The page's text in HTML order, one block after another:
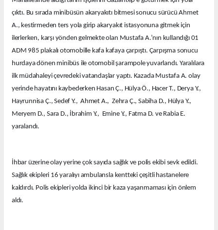
çıktı. Bu sırada minibüsün akaryakıtı bitmesi sonucu sürücü Ahmet
A., kestirmeden ters yola girip akaryakıt istasyonuna gitmek için
ilerlerken, karşı yönden gelmekte olan Mustafa A.’nın kullandığı 01
ADM 985 plakalı otomobille kafa kafaya çarpıştı. Çarpışma sonucu
hurdaya dönen minibüs ile otomobil şarampole yuvarlandı. Yaralılara
ilk müdahaleyi çevredeki vatandaşlar yaptı. Kazada Mustafa A. olay
yerinde hayatını kaybederken Hasan Ç., Hülya Ö., Hacer T., Derya Y.,
Hayrunnisa Ç., Sedef Y., Ahmet A., Zehra Ç., Sabiha D., Hülya Y.,
Meryem D., Sara D., İbrahim Y., Emine Y., Fatma D. ve Rabia E.
yaralandı.
İhbar üzerine olay yerine çok sayıda sağlık ve polis ekibi sevk edildi.
Sağlık ekipleri 16 yaralıyı ambulansla kentteki çeşitli hastanelere
kaldırdı. Polis ekipleri yolda ikinci bir kaza yaşanmaması için önlem
aldı.